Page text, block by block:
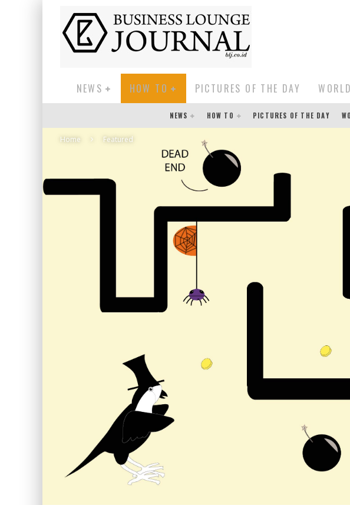
NEWS HOW TO PICTURES OF THE DAY
NEWS HOW TO PICTURES OF THE DAY
Home Featured